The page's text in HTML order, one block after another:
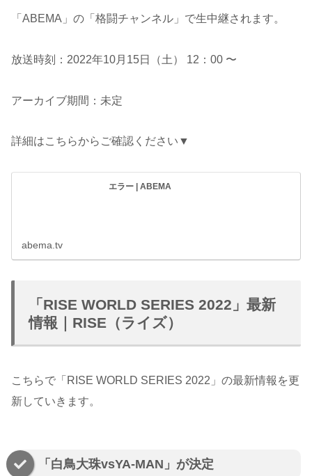
「ABEMA」の「格闘チャンネル」で生中継されます。
放送時刻：2022年10月15日（土） 12：00 〜
アーカイブ期間：未定
詳細はこちらからご確認ください▼
エラー | ABEMA
abema.tv
「RISE WORLD SERIES 2022」最新
情報｜RISE（ライズ）
こちらで「RISE WORLD SERIES 2022」の最新情報を更
新していきます。
「白鳥大珠vsYA-MAN」が決定